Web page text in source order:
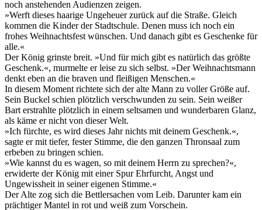
noch anstehenden Audienzen zeigen.
»Werft dieses haarige Ungeheuer zurück auf die Straße. Gleich
kommen die Kinder der Stadtschule. Denen muss ich noch ein
frohes Weihnachtsfest wünschen. Und danach gibt es Geschenke für
alle.«
Der König grinste breit. »Und für mich gibt es natürlich das größte
Geschenk.«, murmelte er leise zu sich selbst. »Der Weihnachtsmann
denkt eben an die braven und fleißigen Menschen.«
In diesem Moment richtete sich der alte Mann zu voller Größe auf.
Sein Buckel schien plötzlich verschwunden zu sein. Sein weißer
Bart erstrahlte plötzlich in einem seltsamen und wunderbaren Glanz,
als käme er nicht von dieser Welt.
»Ich fürchte, es wird dieses Jahr nichts mit deinem Geschenk.«,
sagte er mit tiefer, fester Stimme, die den ganzen Thronsaal zum
erbeben zu bringen schien.
»Wie kannst du es wagen, so mit deinem Herrn zu sprechen?«,
erwiderte der König mit einer Spur Ehrfurcht, Angst und
Ungewissheit in seiner eigenen Stimme.«
Der Alte zog sich die Bettlersachen vom Leib. Darunter kam ein
prächtiger Mantel in rot und weiß zum Vorschein.